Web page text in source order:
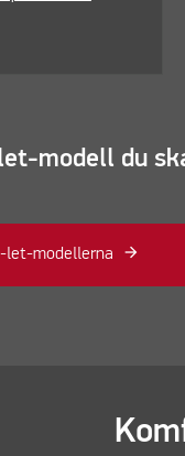
modell du
let-modellerna